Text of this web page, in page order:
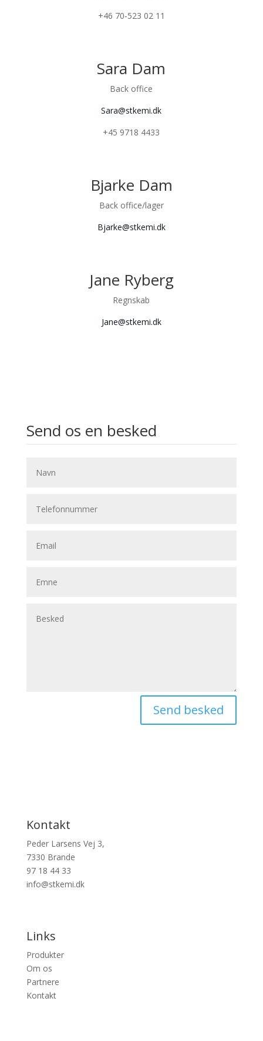
+46 70-523 02 11
Sara Dam
Back office
Sara@stkemi.dk
+45 9718 4433
Bjarke Dam
Back office/lager
Bjarke@stkemi.dk
Jane Ryberg
Regnskab
Jane@stkemi.dk
Send os en besked
Send besked
Kontakt
Peder Larsens Vej 3,
7330 Brande
97 18 44 33
info@stkemi.dk
Links
Produkter
Om os
Partnere
Kontakt